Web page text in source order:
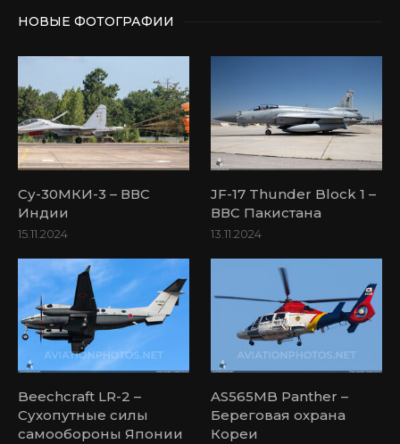
НОВЫЕ ФОТОГРАФИИ
Су-30МКИ-3 – ВВС
Индии
15.11.2024
JF-17 Thunder Block 1 –
ВВС Пакистана
13.11.2024
Beechcraft LR-2 –
Сухопутные силы
самообороны Японии
AS565MB Panther –
Береговая охрана
Кореи